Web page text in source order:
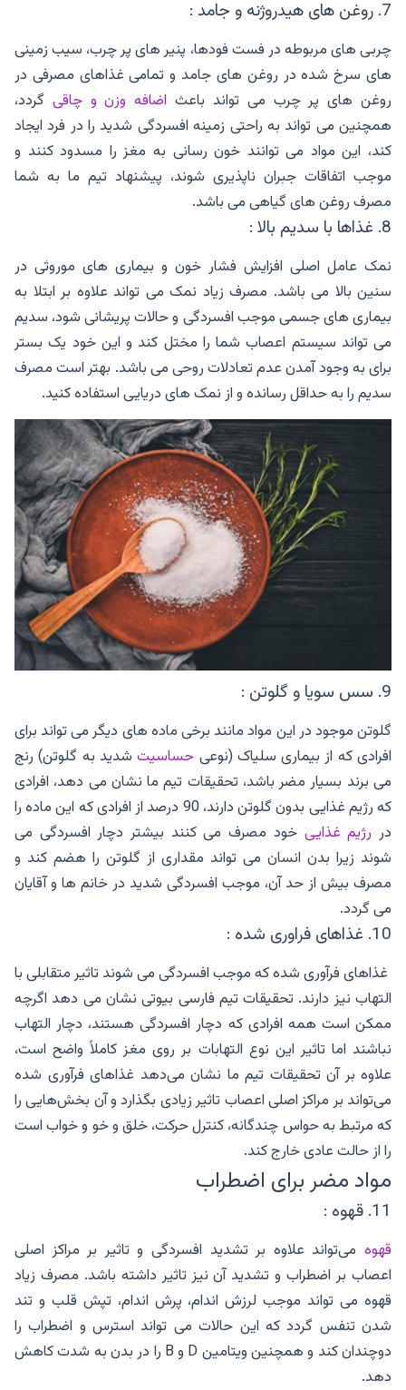
7. روغن های هیدروژنه و جامد :
چربی های مربوطه در فست فودها، پنیر های پر چرب، سیب زمینی
های سرخ شده در روغن های جامد و تمامی غذاهای مصرفی در
روغن های پر چرب می تواند باعث اضافه وزن و چاقی گردد،
همچنین می تواند به راحتی زمینه افسردگی شدید را در فرد ایجاد
کند، این مواد می توانند خون رسانی به مغز را مسدود کنند و
موجب اتفاقات جبران ناپذیری شوند، پیشنهاد تیم ما به شما
مصرف روغن های گیاهی می باشد.
8. غذاها با سدیم بالا :
نمک عامل اصلی افزایش فشار خون و بیماری های موروثی در
سنین بالا می باشد. مصرف زیاد نمک می تواند علاوه بر ابتلا به
بیماری های جسمی موجب افسردگی و حالات پریشانی شود، سدیم
می تواند سیستم اعصاب شما را مختل کند و این خود یک بستر
برای به وجود آمدن عدم تعادلات روحی می باشد. بهتر است مصرف
سدیم را به حداقل رسانده و از نمک های دریایی استفاده کنید.
9. سس سویا و گلوتن :
گلوتن موجود در این مواد مانند برخی ماده های دیگر می تواند برای
افرادی که از بیماری سلیاک (نوعی حساسیتشدید به گلوتن) رنج
می برند بسیار مضر باشد، تحقیقات تیم ما نشان می دهد، افرادی
که رژیم غذایی بدون گلوتن دارند، 90 درصد از افرادی که این ماده را
در رژیم غذایی خود مصرف می کنند بیشتر دچار افسردگی می
شوند زیرا بدن انسان می تواند مقداری از گلوتن را هضم کند و
مصرف بیش از حد آن، موجب افسردگی شدید در خانم ها و آقایان
می گردد.
10. غذاهای فراوری شده :
غذاهای فرآوری شده که موجب افسردگی می شوند تاثیر متقابلی با
التهاب نیز دارند. تحقیقات تیم فارسی بیوتی نشان می دهد اگرچه
ممکن است همه افرادی که دچار افسردگی هستند، دچار التهاب
نباشند اما تاثیر این نوع التهابات بر روی مغز کاملاً واضح است،
علاوه بر آن تحقیقات تیم ما نشان می‌دهد غذاهای فرآوری شده
می‌تواند بر مراکز اصلی اعصاب تاثیر زیادی بگذارد و آن بخش‌هایی را
که مرتبط به حواس چندگانه، کنترل حرکت، خلق و خو و خواب است
را از حالت عادی خارج کند.
مواد مضر برای اضطراب
11. قهوه :
قهوه می‌تواند علاوه بر تشدید افسردگی و تاثیر بر مراکز اصلی
اعصاب بر اضطراب و تشدید آن نیز تاثیر داشته باشد. مصرف زیاد
قهوه می تواند موجب لرزش اندام، پرش اندام، تپش قلب و تند
شدن تنفس گردد که این حالات می تواند استرس و اضطراب را
دوچندان کند و همچنین ویتامین D و B را در بدن به شدت کاهش
دهد.